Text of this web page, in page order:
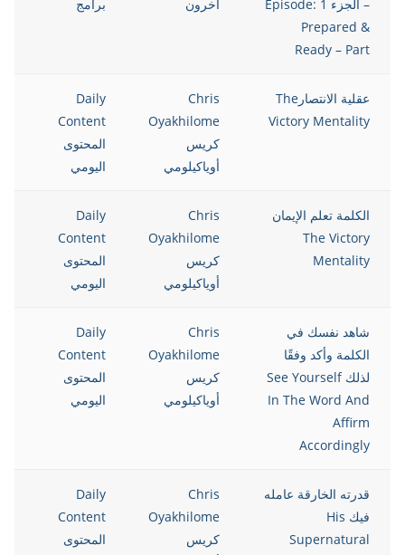
– الجزء 1 Episode:
Prepared &
Ready – Part
آخرون
برامج
عقلية الانتصارThe
Victory Mentality
Chris
Oyakhilome
كريس
أوياكيلومي
Daily
Content
المحتوى
اليومي
الكلمة تعلم الإيمان
The Victory
Mentality
Chris
Oyakhilome
كريس
أوياكيلومي
Daily
Content
المحتوى
اليومي
شاهد نفسك في
الكلمة وأكد وفقًا
لذلك See Yourself
In The Word And
Affirm
Accordingly
Chris
Oyakhilome
كريس
أوياكيلومي
Daily
Content
المحتوى
اليومي
قدرته الخارقة عامله
فيك His
Supernatural
Chris
Oyakhilome
كريس
Daily
Content
المحتوى